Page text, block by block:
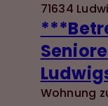
71634
Wohnung